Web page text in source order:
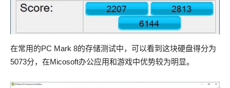
在常用的PC Mark 8的存储测试中，可以看到这块硬盘得分为
5073分，在Micosoft办公应用和游戏中优势较为明显。